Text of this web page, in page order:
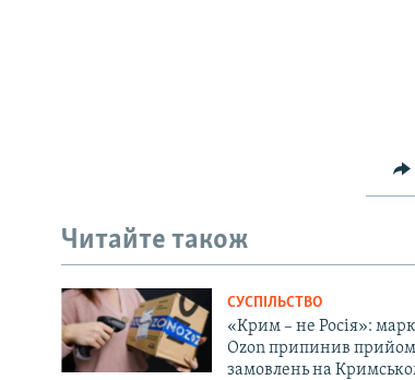
Читайте також
СУСПІЛЬСТВО
«Крим – не Росія»:
Ozon припинив
замовлень на